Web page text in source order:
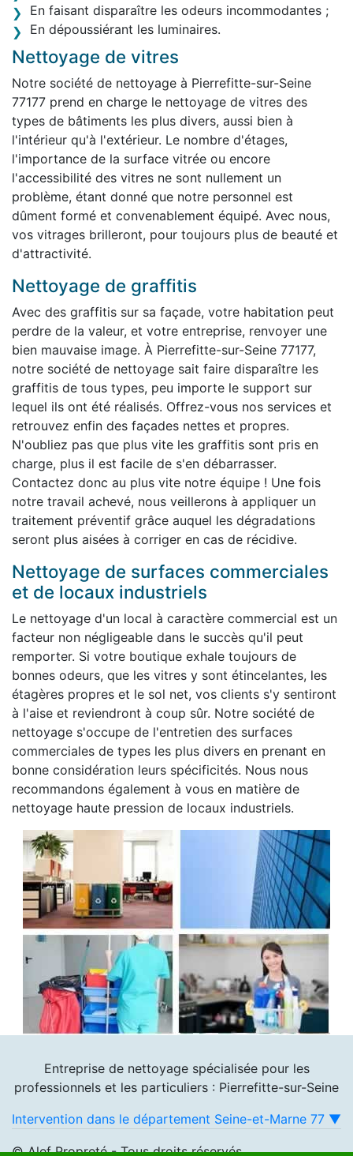
En faisant disparaître les odeurs incommodantes ;
En dépoussiérant les luminaires.
Nettoyage de vitres
Notre société de nettoyage à Pierrefitte-sur-Seine
77177 prend en charge le nettoyage de vitres des
types de bâtiments les plus divers, aussi bien à
l'intérieur qu'à l'extérieur. Le nombre d'étages,
l'importance de la surface vitrée ou encore
l'accessibilité des vitres ne sont nullement un
problème, étant donné que notre personnel est
dûment formé et convenablement équipé. Avec nous,
vos vitrages brilleront, pour toujours plus de beauté et
d'attractivité.
Nettoyage de graffitis
Avec des graffitis sur sa façade, votre habitation peut
perdre de la valeur, et votre entreprise, renvoyer une
bien mauvaise image. À Pierrefitte-sur-Seine 77177,
notre société de nettoyage sait faire disparaître les
graffitis de tous types, peu importe le support sur
lequel ils ont été réalisés. Offrez-vous nos services et
retrouvez enfin des façades nettes et propres.
N'oubliez pas que plus vite les graffitis sont pris en
charge, plus il est facile de s'en débarrasser.
Contactez donc au plus vite notre équipe ! Une fois
notre travail achevé, nous veillerons à appliquer un
traitement préventif grâce auquel les dégradations
seront plus aisées à corriger en cas de récidive.
Nettoyage de surfaces commerciales
et de locaux industriels
Le nettoyage d'un local à caractère commercial est un
facteur non négligeable dans le succès qu'il peut
remporter. Si votre boutique exhale toujours de
bonnes odeurs, que les vitres y sont étincelantes, les
étagères propres et le sol net, vos clients s'y sentiront
à l'aise et reviendront à coup sûr. Notre société de
nettoyage s'occupe de l'entretien des surfaces
commerciales de types les plus divers en prenant en
bonne considération leurs spécificités. Nous nous
recommandons également à vous en matière de
nettoyage haute pression de locaux industriels.
Entreprise de nettoyage spécialisée pour les
professionnels et les particuliers : Pierrefitte-sur-Seine
Intervention dans le département Seine-et-Marne 77 ▼
© Alef Propreté - Tous droits réservés